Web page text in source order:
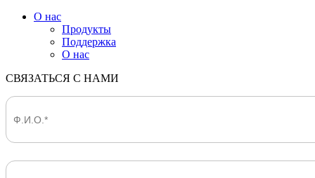
О нас
Продукты
Поддержка
О нас
СВЯЗАТЬСЯ С НАМИ